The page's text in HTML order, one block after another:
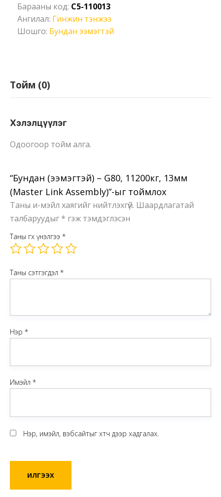
G80,
11200кг,
13мм
Ширхэг
Барааны код: C5-110013
Ангилал: Гинжин тэнжээ
Шошго: Бундан ээмэгтэй
Тойм (0)
Хэлэлцүүлэг
Одоогоор тойм алга.
“Бундан (ээмэгтэй) – G80, 11200кг, 13мм
(Master Link Assembly)”-ыг тоймлох
Таны и-мэйл хаягийг нийтлэхгүй. Шаардлагатай
талбаруудыг * гэж тэмдэглэсэн
Таны өгөх үнэлгээ *
Таны сэтгэгдэл *
Нэр *
Имэйл *
Нэр, имэйл, вэбсайтыг хөтөч дээр хадгалах.